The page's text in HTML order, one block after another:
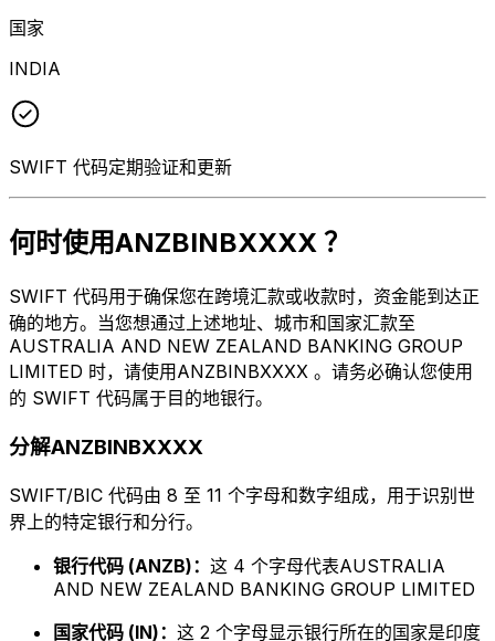
国家
INDIA
SWIFT 代码定期验证和更新
何时使用ANZBINBXXXX ？
SWIFT 代码用于确保您在跨境汇款或收款时，资金能到达正
确的地方。当您想通过上述地址、城市和国家汇款至
AUSTRALIA AND NEW ZEALAND BANKING GROUP
LIMITED 时，请使用ANZBINBXXXX 。请务必确认您使用
的 SWIFT 代码属于目的地银行。
分解ANZBINBXXXX
SWIFT/BIC 代码由 8 至 11 个字母和数字组成，用于识别世
界上的特定银行和分行。
银行代码 (ANZB)： 这 4 个字母代表AUSTRALIA
AND NEW ZEALAND BANKING GROUP LIMITED
国家代码 (IN)： 这 2 个字母显示银行所在的国家是印度